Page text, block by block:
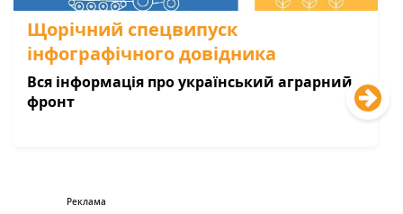
Щорічний спецвипуск
інфографічного довідника
Вся інформація про український аграрний
фронт